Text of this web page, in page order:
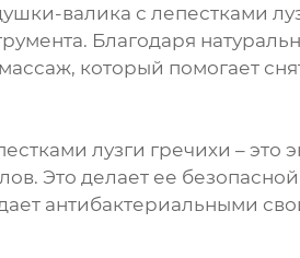
валика с лепестками
Благодаря
который помогает
лузги гречихи – это
Это делает ее
антибактериальными